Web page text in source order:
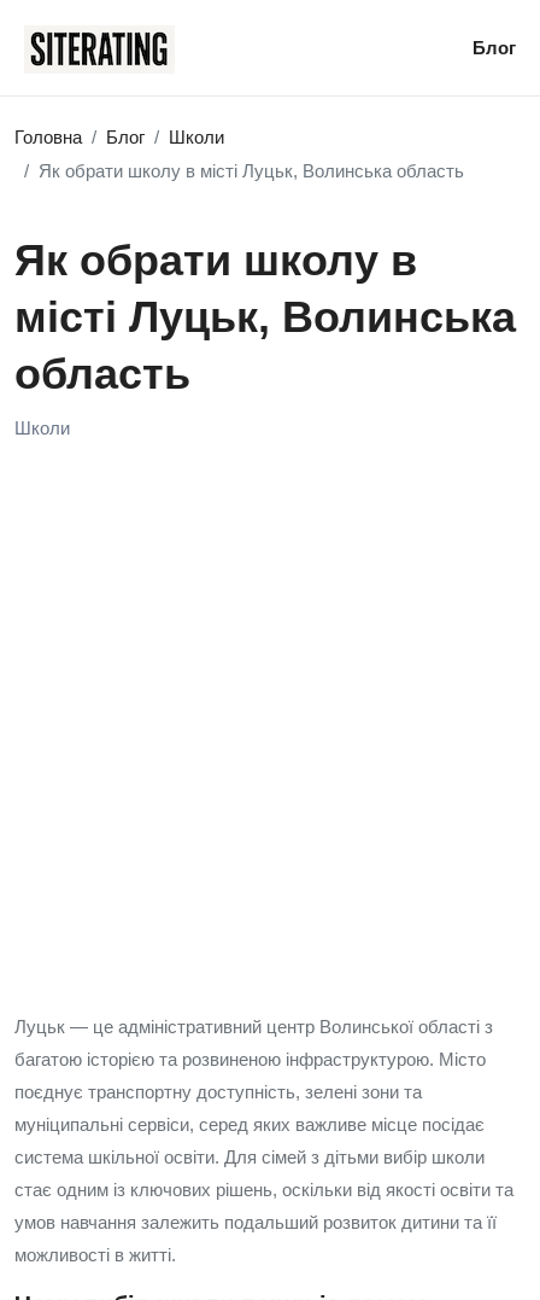
Блог
Головна Блог
Школи
Як обрати школу в місті Луцьк, Волинська область
Як обрати школу в
місті Луцьк, Волинська
область
Школи
Луцьк — це адміністративний центр Волинської області з
багатою історією та розвиненою інфраструктурою. Місто
поєднує транспортну доступність, зелені зони та
муніципальні сервіси, серед яких важливе місце посідає
система шкільної освіти. Для сімей з дітьми вибір школи
стає одним із ключових рішень, оскільки від якості освіти та
умов навчання залежить подальший розвиток дитини та її
можливості в житті.